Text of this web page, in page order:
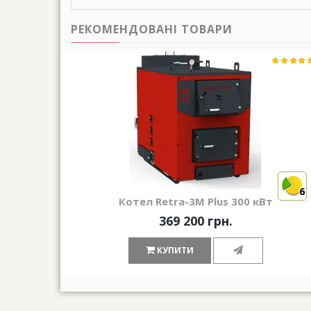
РЕКОМЕНДОВАНІ ТОВАРИ
6
Котел Retra-3М Plus 300 кВт
369 200 грн.
КУПИТИ